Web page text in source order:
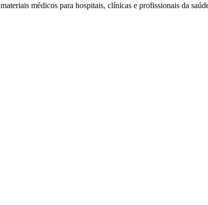
materiais médicospara hospitais, clínicas e profissionais da